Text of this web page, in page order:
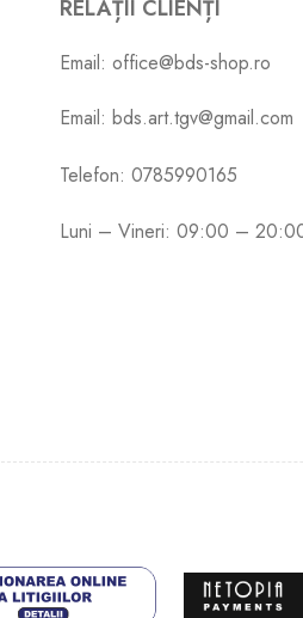
RELAȚII CLIENȚI
Email: office@bds-shop.ro
Email: bds.art.tgv@gmail.com
Telefon: 0785990165
Luni – Vineri: 09:00 –